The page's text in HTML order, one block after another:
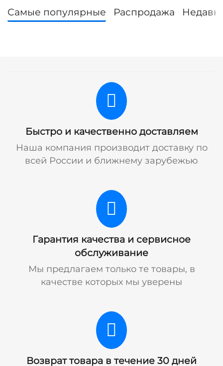
Самые популярные Распродажа
Быстро и качественно доставляем
Наша компания производит доставку по
всей России и ближнему зарубежью
Гарантия качества и сервисное
обслуживание
Мы предлагаем только те товары, в
качестве которых мы уверены
Возврат товара в течение 30 дней